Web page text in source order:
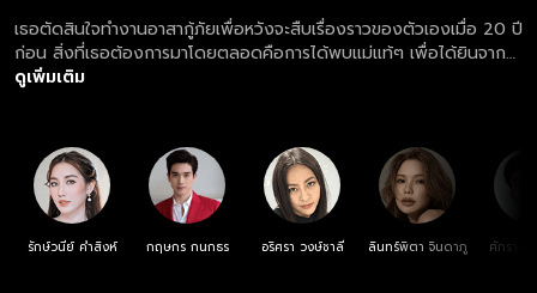
เธอตัดสินใจทำงานอาสากู้ภัยเพื่อหวังจะสืบเรื่องราวของตัวเองเมื่อ 20 ปี
ก่อน สิ่งที่เธอต้องการมาโดยตลอดคือการได้พบแม่แท้ๆ เพื่อได้ยินจาก
ปากว่าแม่ไม่ได้ตั้งใจทิ้งเธอ แม้จะเจออุปสรรคมากมาย แต่ที่นั่นทำให้เธอมี
ดูเพิ่มเติม
รักษ์วนีย์ คำสิงห์ กฤษกร กนกธร อริศรา วงษ์ชาลี ลินทร์พิตา จินดาภู ศักราช